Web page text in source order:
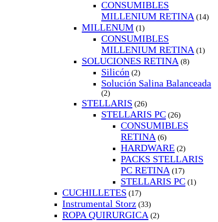
CONSUMIBLES
MILLENIUM RETINA (14)
MILLENUM (1)
CONSUMIBLES
MILLENIUM RETINA (1)
SOLUCIONES RETINA (8)
Silicón (2)
Solución Salina Balanceada
(2)
STELLARIS (26)
STELLARIS PC (26)
CONSUMIBLES
RETINA (6)
HARDWARE (2)
PACKS STELLARIS
PC RETINA (17)
STELLARIS PC (1)
CUCHILLETES (17)
Instrumental Storz (33)
ROPA QUIRURGICA (2)